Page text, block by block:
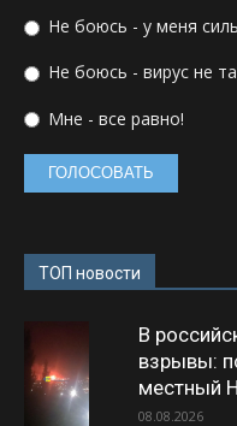
Не боюсь - у меня
Не боюсь - вирус не
Мне - все равно!
ТОП новости
В
взрывы:
местный
08.08.2026